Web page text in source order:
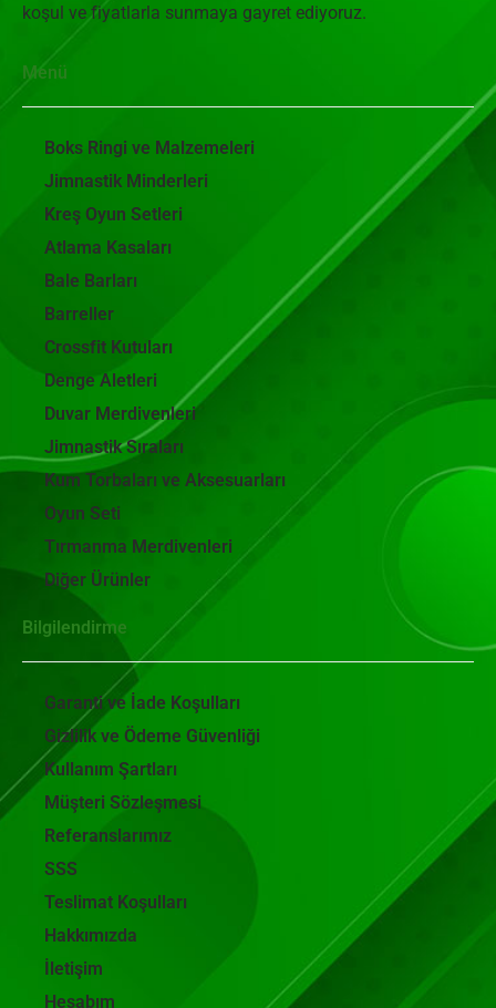
koşul ve fiyatlarla sunmaya gayret ediyoruz.
Menü
Boks Ringi ve Malzemeleri
Jimnastik Minderleri
Kreş Oyun Setleri
Atlama Kasaları
Bale Barları
Barreller
Crossfit Kutuları
Denge Aletleri
Duvar Merdivenleri
Jimnastik Sıraları
Kum Torbaları ve Aksesuarları
Oyun Seti
Tırmanma Merdivenleri
Diğer Ürünler
Bilgilendirme
Garanti ve İade Koşulları
Gizlilik ve Ödeme Güvenliği
Kullanım Şartları
Müşteri Sözleşmesi
Referanslarımız
SSS
Teslimat Koşulları
Hakkımızda
İletişim
Hesabım